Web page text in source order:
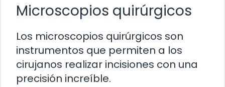
Microscopios quirúrgicos
Los microscopios quirúrgicos son
instrumentos que permiten a los
cirujanos realizar incisiones con una
precisión increíble.